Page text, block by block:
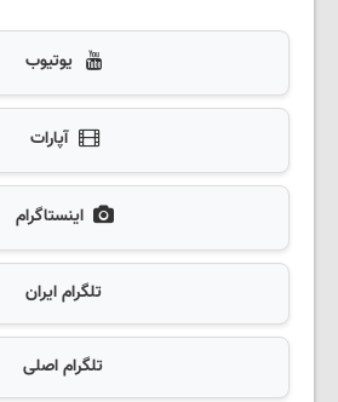
یوتیوب
آپارات
اینستاگرام
تلگرام ایران
تلگرام اصلی